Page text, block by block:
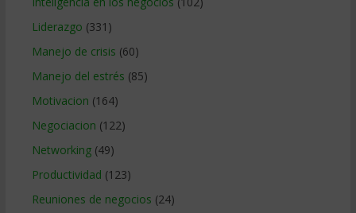
Liderazgo (331)
Manejo de crisis (60)
Manejo del estrés (85)
Motivacion (164)
Negociacion (122)
Networking(49)
Productividad (123)
Reuniones de negocios (24)